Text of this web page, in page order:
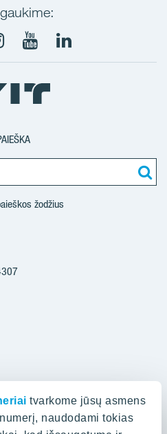
tvarkome jūsų asmens
naudodami tokias
YoutubeLinkedIn
žodžius